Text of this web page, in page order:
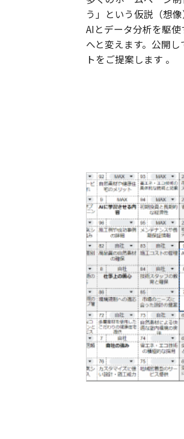
う」という仮説（想
AIとデータ分析を駆使
へと変えます。公開
トをご提案します 。